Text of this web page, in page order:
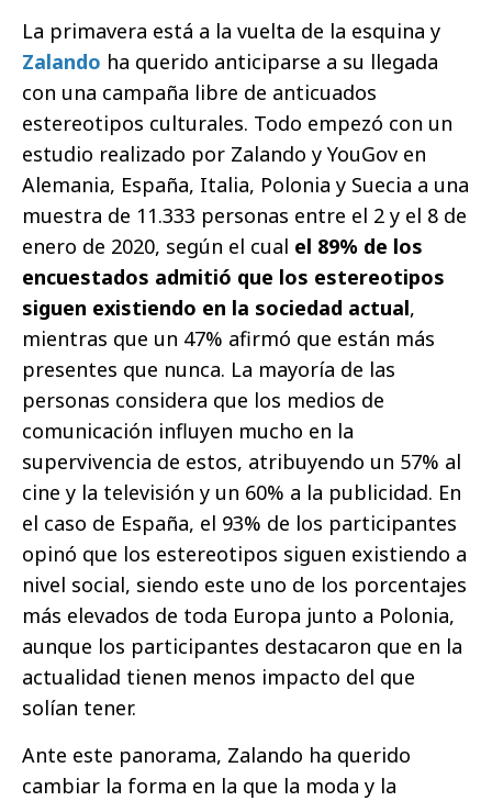
La primavera está a la vuelta de la esquina y
Zalando ha querido anticiparse a su llegada
con una campaña libre de anticuados
estereotipos culturales. Todo empezó con un
estudio realizado por Zalando y YouGov en
Alemania, España, Italia, Polonia y Suecia a una
muestra de 11.333 personas entre el 2 y el 8 de
enero de 2020, según el cual el 89% de los
encuestados admitió que los estereotipos
siguen existiendo en la sociedad actual,
mientras que un 47% afirmó que están más
presentes que nunca. La mayoría de las
personas considera que los medios de
comunicación influyen mucho en la
supervivencia de estos, atribuyendo un 57% al
cine y la televisión y un 60% a la publicidad. En
el caso de España, el 93% de los participantes
opinó que los estereotipos siguen existiendo a
nivel social, siendo este uno de los porcentajes
más elevados de toda Europa junto a Polonia,
aunque los participantes destacaron que en la
actualidad tienen menos impacto del que
solían tener.
Ante este panorama, Zalando ha querido
cambiar la forma en la que la moda y la